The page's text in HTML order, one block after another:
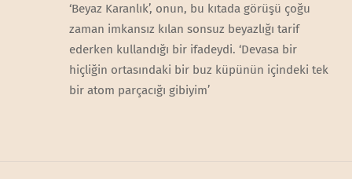
‘Beyaz Karanlık’, onun, bu kıtada görüşü çoğu
zaman imkansız kılan sonsuz beyazlığı tarif
ederken kullandığı bir ifadeydi. ‘Devasa bir
hiçliğin ortasındaki bir buz küpünün içindeki tek
bir atom parçacığı gibiyim’